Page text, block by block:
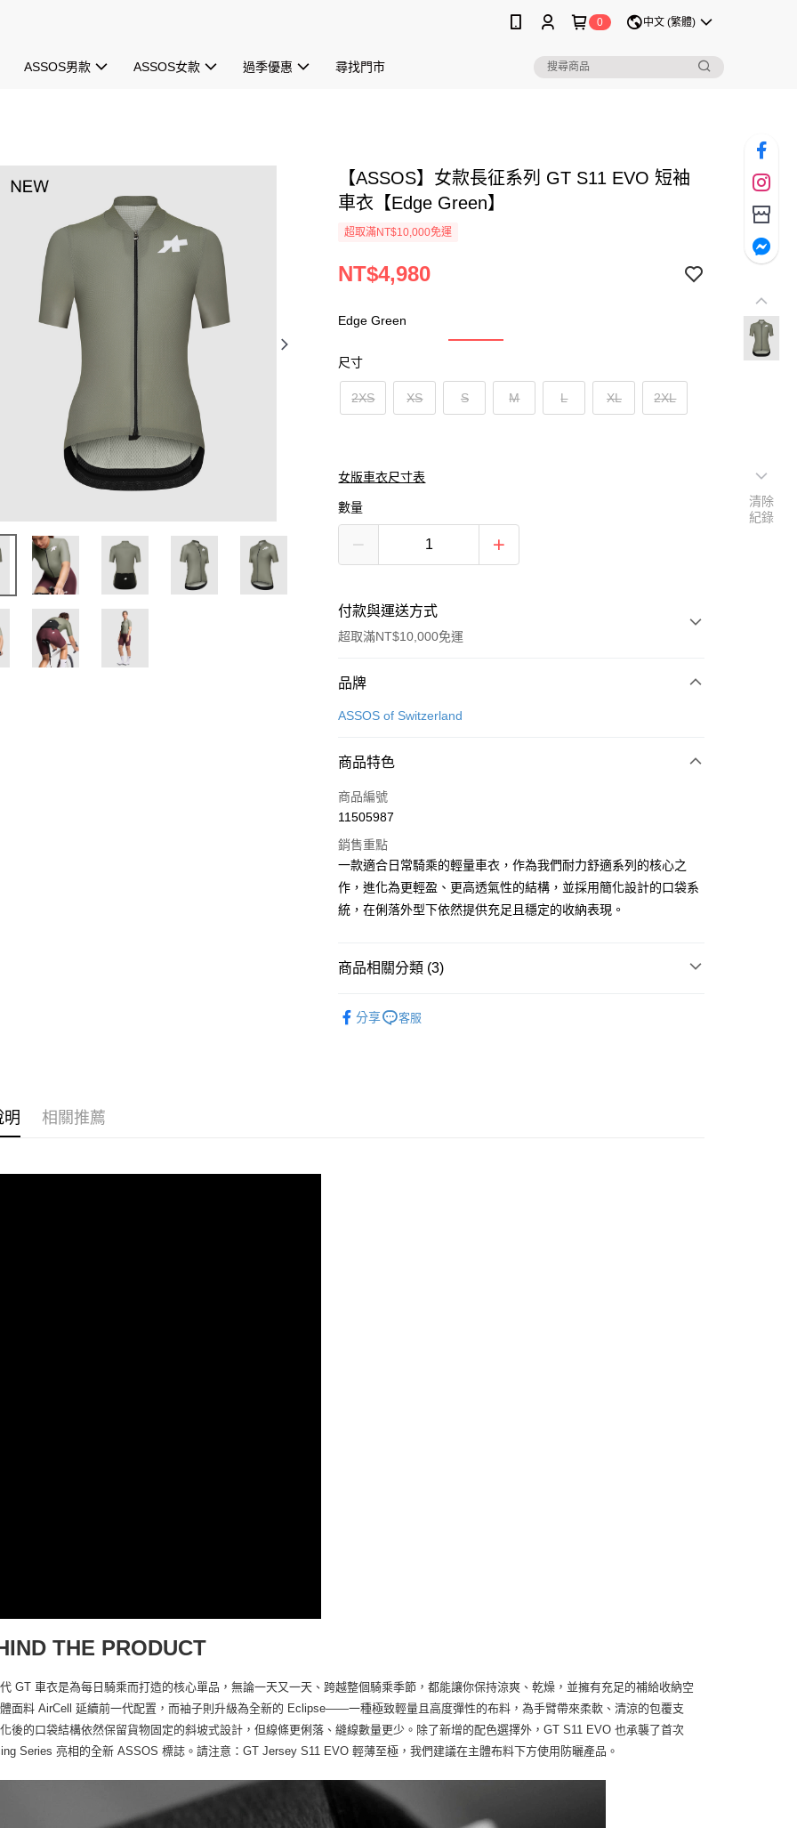
0 中文 (繁體)
ASSOS男款 ASSOS女款 過季優惠 尋找門市
【ASSOS】女款長征系列 GT S11 EVO 短袖
車衣【Edge Green】
超取滿NT$10,000免運
NT$4,980
Edge Green
尺寸
2XS XS S M L XL 2XL
女版車衣尺寸表
數量
付款與運送方式
超取滿NT$10,000免運
付款方式
信用卡一次付款
運送方式
全家取貨付款
每筆NT$90
付款後全家取貨
每筆NT$90
每筆NT$60，滿NT$10,000(含以上)免運費
付款後7-11取貨
品牌
ASSOS of Switzerland
商品特色
商品編號
11505987
銷售重點
一款適合日常騎乘的輕量車衣，作為我們耐力舒適系列的核心之
作，進化為更輕盈、更高透氣性的結構，並採用簡化設計的口袋系
統，在俐落外型下依然提供充足且穩定的收納表現。
商品相關分類 (3)
分享 客服
明 相關推薦
THE PRODUCT
GT 車衣是為每日騎乘而打造的核心單品，無論一天又一天、跨越整個騎乘季節，都能讓你保持涼爽、乾燥，並擁有充足的補給收納空
面料 AirCell 延續前一代配置，而袖子則升級為全新的 Eclipse——一種極致輕量且高度彈性的布料，為手臂帶來柔軟、清涼的包覆支
後的口袋結構依然保留貨物固定的斜坡式設計，但線條更俐落、縫線數量更少。除了新增的配色選擇外，GT S11 EVO 也承襲了首次
Series 亮相的全新 ASSOS 標誌。請注意：GT Jersey S11 EVO 輕薄至極，我們建議在主體布料下方使用防曬產品。
清除
紀錄